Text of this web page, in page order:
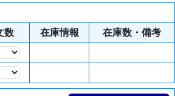
数 在庫情報
在庫数・備考